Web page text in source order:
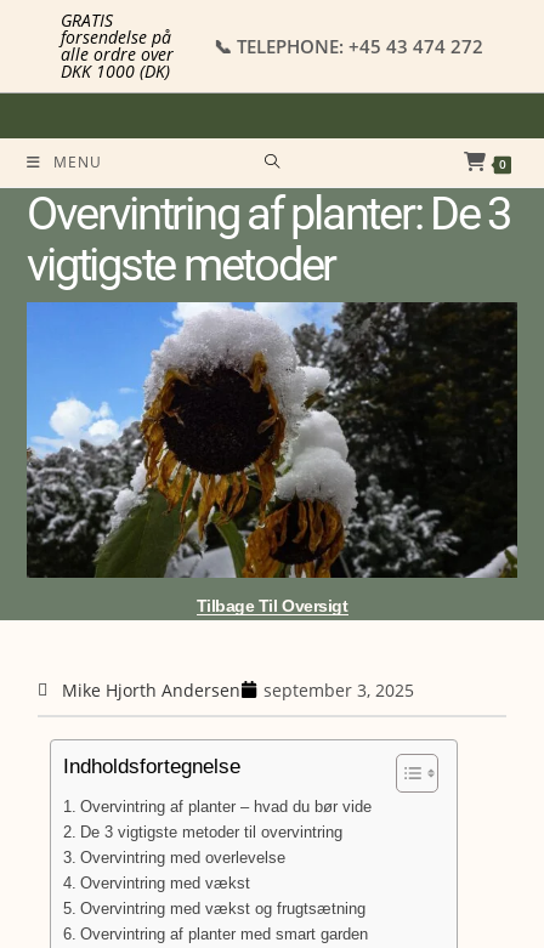
📞 TELEPHONE: +45 43 474 272
GRATIS
forsendelse på
alle ordre over
DKK 1000 (DK)
0
MENU
Overvintring af planter: De 3
vigtigste metoder
Tilbage Til Oversigt
Mike Hjorth Andersen september 3, 2025
Indholdsfortegnelse
Overvintring af planter – hvad du bør vide
De 3 vigtigste metoder til overvintring
Overvintring med overlevelse
Overvintring med vækst
Overvintring med vækst og frugtsætning
Overvintring af planter med smart garden